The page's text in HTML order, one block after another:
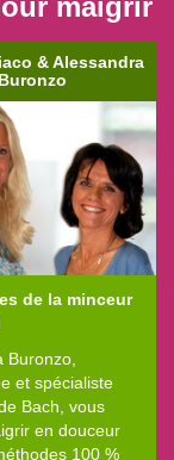
maigrir
& Alessandra
Buronzo
de la minceur
Buronzo,
et spécialiste
Bach, vous
en douceur
100 %